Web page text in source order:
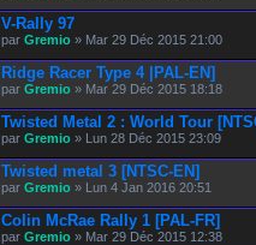
V-Rally 97
par Gremio» Mar 29 Déc 2015 21:00
Ridge Racer Type 4 |PAL-EN]
par Gremio» Mar 29 Déc 2015 18:18
Twisted Metal 2 : World Tour
par Gremio» Lun 28 Déc 2015 23:09
Twisted metal 3 [NTSC-EN]
par Gremio» Lun 4 Jan 2016 20:51
Colin McRae Rally 1 [PAL-FR]
par Gremio» Mar 29 Déc 2015 12:38